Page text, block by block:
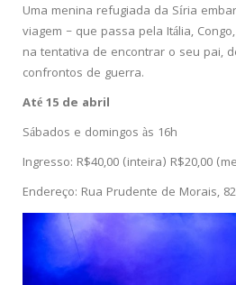
Uma menina refugiada da Síria
viagem – que passa pela Itália,
na tentativa de encontrar o seu pai,
confrontos de guerra.
Até 15 de abril
Sábados e domingos às 16h
Ingresso: R$40,00 (inteira) R$20,00
Endereço: Rua Prudente de Morais,